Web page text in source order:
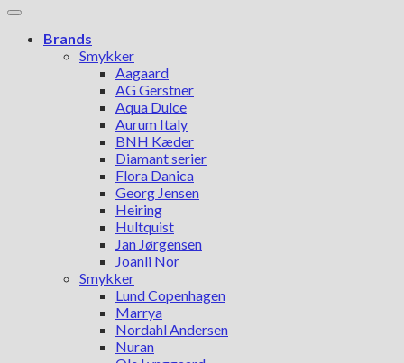
Brands
Smykker
Aagaard
AG Gerstner
Aqua Dulce
Aurum Italy
BNH Kæder
Diamant serier
Flora Danica
Georg Jensen
Heiring
Hultquist
Jan Jørgensen
Joanli Nor
Smykker
Lund Copenhagen
Marrya
Nordahl Andersen
Nuran